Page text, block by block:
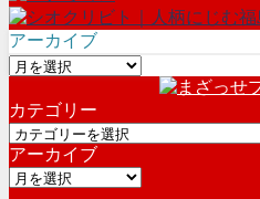
アーカイブ
ア
カ
イ
ブ
カテゴリー
カ
テ
ゴ
アーカイブ
ア